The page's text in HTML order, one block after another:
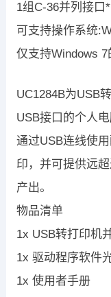
1组C-36并列接口
可支持操作系统
仅支持Windows
UC1284B为USB
USB接口的个人
通过USB连线使
印，并可提供远
产出。
物品清单
1x USB转打印机
1x 驱动程序软件
1x 使用者手册